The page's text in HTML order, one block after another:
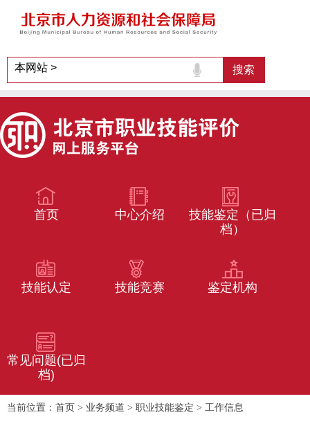
首页 中心介绍
技能鉴定（已归
档）
技能认定 技能竞赛 鉴定机构
常见问题(已归
档)
当前位置： 首页 > 业务频道 > 职业技能鉴定 > 工作信息